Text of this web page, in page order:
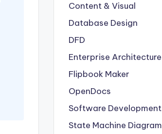
Content & Visual
Database Design
DFD
Enterprise Architecture
Flipbook Maker
OpenDocs
Software Development
State Machine Diagram